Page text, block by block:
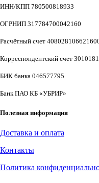
ИНН/КПП 780500818933
ОГРНИП 317784700042160
Расчётный счет
Корреспондентский счет
БИК банка 046577795
Банк ПАО КБ «УБРИР»
Полезная информация
Доставка и оплата
Контакты
Политика